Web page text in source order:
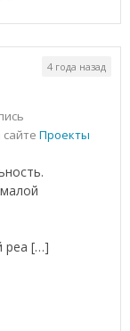
сайте Проекты
4 года назад
реа […]